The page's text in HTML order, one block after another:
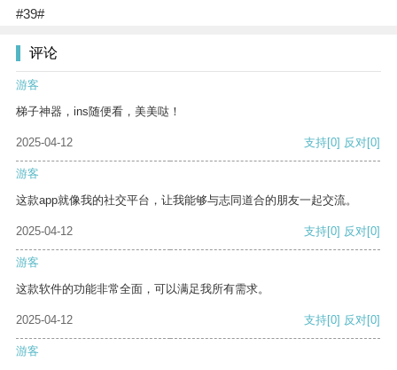
#39#
评论
游客
梯子神器，ins随便看，美美哒！
2025-04-12 支持[0] 反对[0]
游客
这款app就像我的社交平台，让我能够与志同道合的朋友一起交流。
2025-04-12 支持[0] 反对[0]
游客
这款软件的功能非常全面，可以满足我所有需求。
2025-04-12 支持[0] 反对[0]
游客